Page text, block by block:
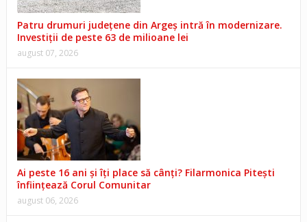
Patru drumuri județene din Argeș intră în modernizare.
Investiții de peste 63 de milioane lei
august 07, 2026
Ai peste 16 ani și îți place să cânți? Filarmonica Pitești
înființează Corul Comunitar
august 06, 2026